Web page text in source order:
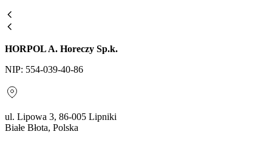
HORPOL A. Horeczy Sp.k.
NIP: 554-039-40-86
ul. Lipowa 3, 86-005 Lipniki
Białe Błota, Polska